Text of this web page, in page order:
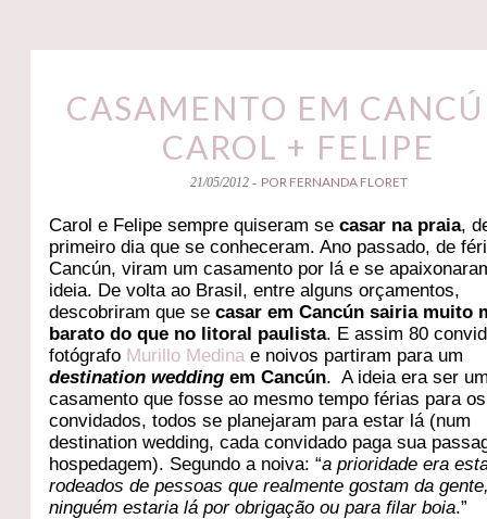
CASAMENTO EM
CAROL + FELIPE
21/05/2012 - POR FERNANDA FLORET
Carol e Felipe sempre quiseram secasar na praia,
primeiro dia que se conheceram. Ano passado, de
Cancún, viram um casamento por lá e se
ideia. De volta ao Brasil, entre alguns orçamentos,
descobriram que secasar em Cancún sairia muito
barato do que no litoral paulista. E assim 80
fotógrafo Murillo Medinae noivos partiram para um
destination wedding em Cancún. A ideia era ser
casamento que fosse ao mesmo tempo férias para os
convidados, todos se planejaram para estar lá (num
destination wedding, cada convidado paga sua
hospedagem). Segundo a noiva: “a prioridade era
rodeados de pessoas que realmente gostam da
ninguém estaria lá por obrigação ou para filar boia.”